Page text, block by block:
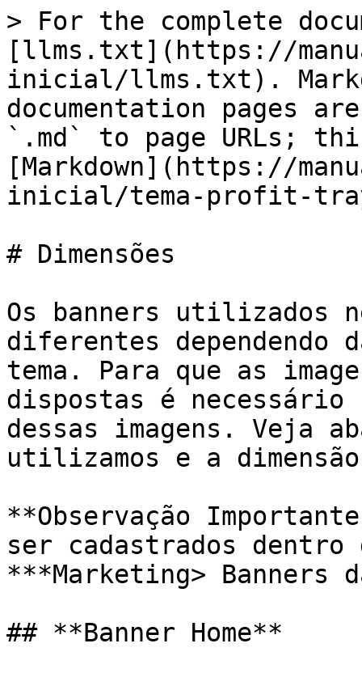
> For the complete
[llms.txt](https://
inicial/llms.txt).
documentation pages
`.md` to page URLs;
[Markdown](https://
inicial/tema-profit-tray/
# Dimensões
Os banners utilizados
diferentes dependendo
tema. Para que as
dispostas é
dessas imagens. Veja
utilizamos e a dimensão
**Observação
ser cadastrados dentro
***Marketing> Banners
## **Banner Home**